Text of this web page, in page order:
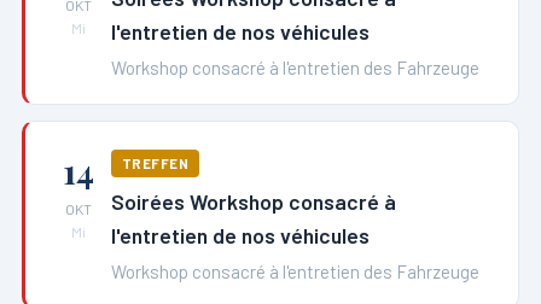
OKT
Mi
l'entretien de nos véhicules
Workshop consacré à l'entretien des Fahrzeuge
14
OKT
Mi
TREFFEN
Soirées Workshop consacré à
l'entretien de nos véhicules
Workshop consacré à l'entretien des Fahrzeuge